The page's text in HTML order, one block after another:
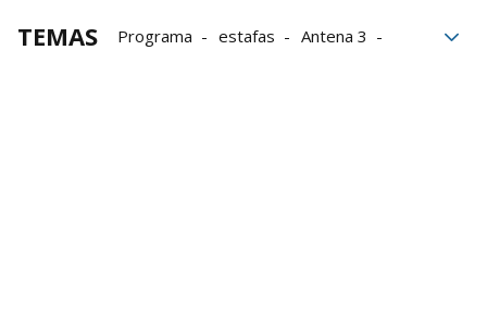
TEMAS Programa estafas
Antena 3